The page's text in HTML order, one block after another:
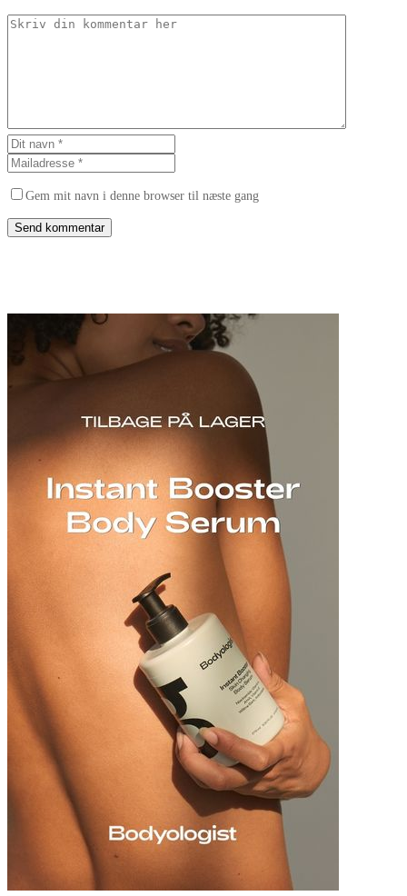
Gem mit navn i denne browser til næste gang